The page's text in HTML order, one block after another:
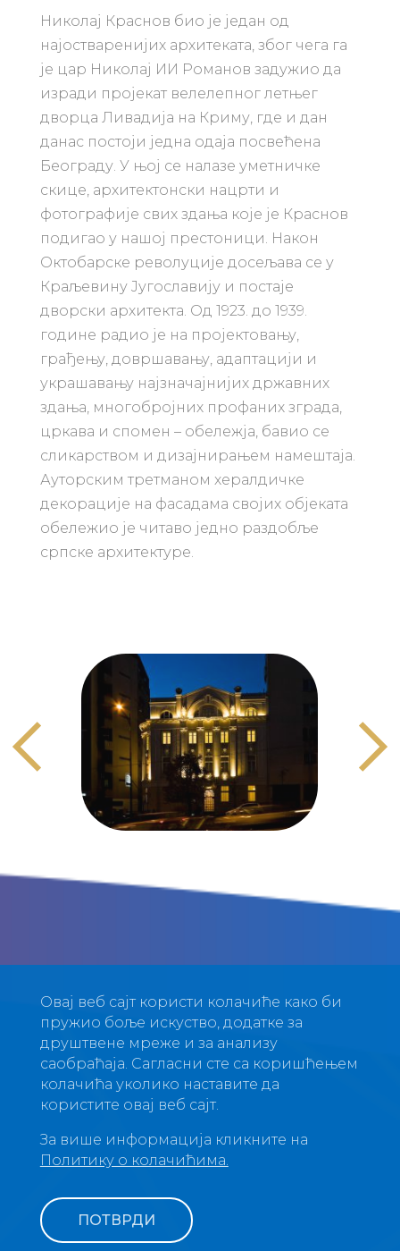
Николај Краснов био је један од
најостваренијих архитеката, због чега га
је цар Николај ИИ Романов задужио да
изради пројекат велелепног летњег
дворца Ливадија на Криму, где и дан
данас постоји једна одаја посвећена
Београду. У њој се налазе уметничке
скице, архитектонски нацрти и
фотографије свих здања које је Краснов
подигао у нашој престоници. Након
Октобарске револуције досељава се у
Краљевину Југославију и постаје
дворски архитекта. Од 1923. до 1939.
године радио је на пројектовању,
грађењу, довршавању, адаптацији и
украшавању најзначајнијих државних
здања, многобројних профаних зграда,
цркава и спомен – обележја, бавио се
сликарством и дизајнирањем намештаја.
Ауторским третманом хералдичке
декорације на фасадама својих објеката
обележио је читаво једно раздобље
српске архитектуре.
Овај веб сајт користи колачиће како би
пружио боље искуство, додатке за
друштвене мреже и за анализу
саобраћаја. Сагласни сте са коришћењем
колачића уколико наставите да
користите овај веб сајт.
За више информација кликните на
Политику о колачићима.
ПОТВРДИ